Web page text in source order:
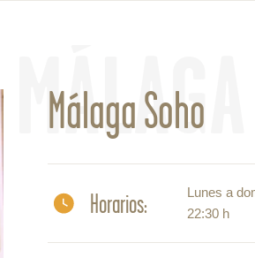
MÁLAGA
Málaga Soho
Horarios:
Lunes a
22:30 h